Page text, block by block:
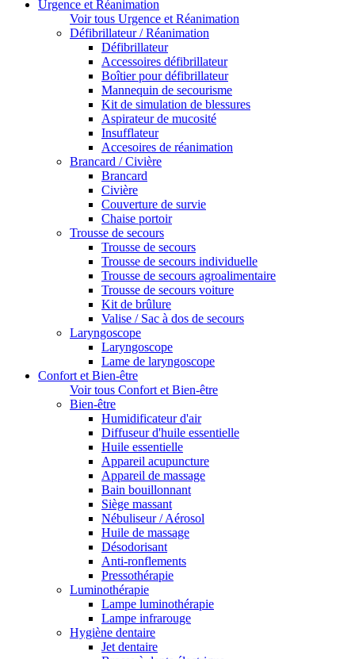
Urgence et Réanimation
Voir tous Urgence et Réanimation
Défibrillateur / Réanimation
Défibrillateur
Accessoires défibrillateur
Boîtier pour défibrillateur
Mannequin de secourisme
Kit de simulation de blessures
Aspirateur de mucosité
Insufflateur
Accesoires de réanimation
Brancard / Civière
Brancard
Civière
Couverture de survie
Chaise portoir
Trousse de secours
Trousse de secours
Trousse de secours individuelle
Trousse de secours agroalimentaire
Trousse de secours voiture
Kit de brûlure
Valise / Sac à dos de secours
Laryngoscope
Laryngoscope
Lame de laryngoscope
Confort et Bien-être
Voir tous Confort et Bien-être
Bien-être
Humidificateur d'air
Diffuseur d'huile essentielle
Huile essentielle
Appareil acupuncture
Appareil de massage
Bain bouillonnant
Siège massant
Nébuliseur / Aérosol
Huile de massage
Désodorisant
Anti-ronflements
Pressothérapie
Luminothérapie
Lampe luminothérapie
Lampe infrarouge
Hygiène dentaire
Jet dentaire